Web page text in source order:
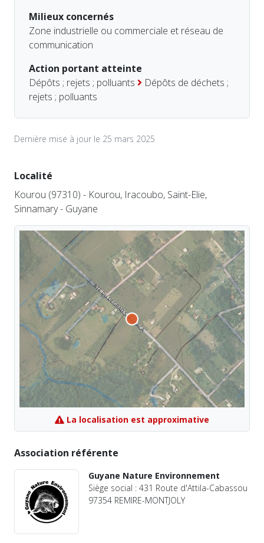
Milieux concernés
Zone industrielle ou commerciale et réseau de
communication
Action portant atteinte
Dépôts ; rejets ; polluants
Dépôts de déchets ;
rejets ; polluants
Dernière mise à jour le 25 mars 2025
Localité
Kourou (97310) - Kourou, Iracoubo, Saint-Elie,
Sinnamary - Guyane
La localisation est approximative
Association référente
Guyane Nature Environnement
Siège social : 431 Route d'Attila-Cabassou
97354 REMIRE-MONTJOLY